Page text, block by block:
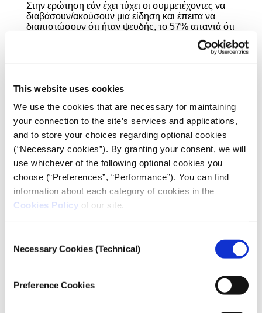
This website uses cookies
We use the cookies that are necessary for maintaining
your connection to the site’s services and applications,
and to store your choices regarding optional cookies
(“Necessary cookies”). By granting your consent, we will
use whichever of the following optional cookies you
choose (“Preferences”, “Performance”). You can find
information about each category of cookies in the
Cookies Policy of our site.
Selection
Necessary Cookies (Technical)
Preference Cookies
Στην ερώτηση εάν έχει τύχει οι συμμετέχοντες να
διαβάσουν/ακούσουν μια είδηση και έπειτα να
διαπιστώσουν ότι ήταν ψευδής, το 57% απαντά ότι
του συμβαίνει πολύ ή αρκετά συχνά στα social
media και το 31% λέει ότι συμβαίνει «σπάνια» ή
«ποτέ». Αντίστροφη είναι η εικόνα, όταν το ίδιο
σπάνια ή ποτέ να ακούσει/διαβάσει μια είδηση και,
ότι συμβαίνει πολύ ή αρκετά συχνά απαντά το
38,5%.
NEWSLETTER